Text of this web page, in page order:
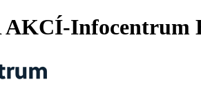
Infocentrum